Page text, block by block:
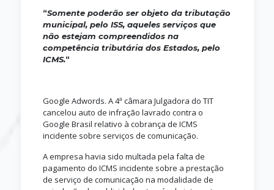
“Somente poderão ser objeto da tributação
municipal, pelo ISS, aqueles serviços que
não estejam compreendidos na
competência tributária dos Estados, pelo
ICMS.“
Google Adwords. A 4ª câmara Julgadora do TIT
cancelou auto de infração lavrado contra o
Google Brasil relativo à cobrança de ICMS
incidente sobre serviços de comunicação.
A empresa havia sido multada pela falta de
pagamento do ICMS incidente sobre a prestação
de serviço de comunicação na modalidade de